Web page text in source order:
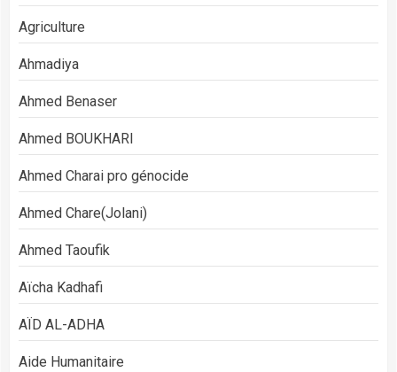
Agriculture
Ahmadiya
Ahmed Benaser
Ahmed BOUKHARI
Ahmed Charai pro génocide
Ahmed Chare(Jolani)
Ahmed Taoufik
Aïcha Kadhafi
AÏD AL-ADHA
Aide Humanitaire